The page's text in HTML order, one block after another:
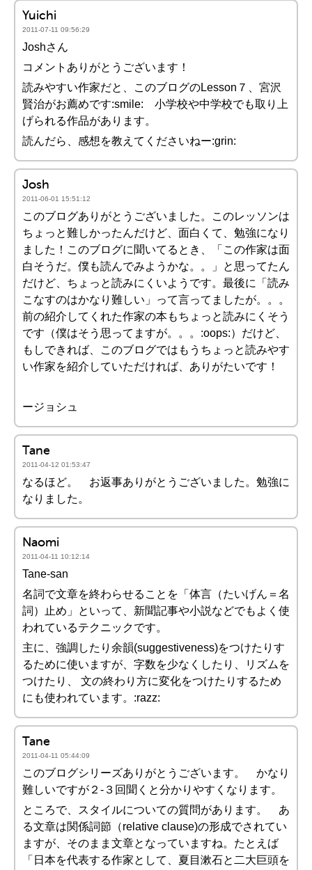
Yuichi
2011-07-11 09:56:29
Joshさん
コメントありがとうございます！
読みやすい作家だと、このブログのLesson７、宮沢
賢治がお薦めです:smile: 小学校や中学校でも取り上
げられる作品があります。
読んだら、感想を教えてくださいねー:grin:
Josh
2011-06-01 15:51:12
このブログありがとうございました。このレッソンは
ちょっと難しかったんだけど、面白くて、勉強になり
ました！このブログに聞いてるとき、「この作家は面
白そうだ。僕も読んでみようかな。。」と思ってたん
だけど、ちょっと読みにくいようです。最後に「読み
こなすのはかなり難しい」って言ってましたが。。。
前の紹介してくれた作家の本もちょっと読みにくそう
です（僕はそう思ってますが。。。:oops:）だけど、
もしできれば、このブログではもうちょっと読みやす
い作家を紹介していただければ、ありがたいです！
ージョシュ
Tane
2011-04-12 01:53:47
なるほど。 お返事ありがとうございました。勉強に
なりました。
Naomi
2011-04-11 10:12:14
Tane-san
名詞で文章を終わらせることを「体言（たいげん＝名
詞）止め」といって、新聞記事や小説などでもよく使
われているテクニックです。
主に、強調したり余韻(suggestiveness)をつけたりす
るために使いますが、字数を少なくしたり、リズムを
つけたり、 文の終わり方に変化をつけたりするため
にも使われています。:razz:
Tane
2011-04-11 05:44:09
このブログシリーズありがとうございます。 かなり
難しいですが２-３回聞くと分かりやすくなります。
ところで、スタイルについての質問があります。 あ
る文章は関係詞節（relative clause)の形成でされてい
ますが、そのまま文章となっていますね。たとえば
「日本を代表する作家として、夏目漱石と二大巨頭を